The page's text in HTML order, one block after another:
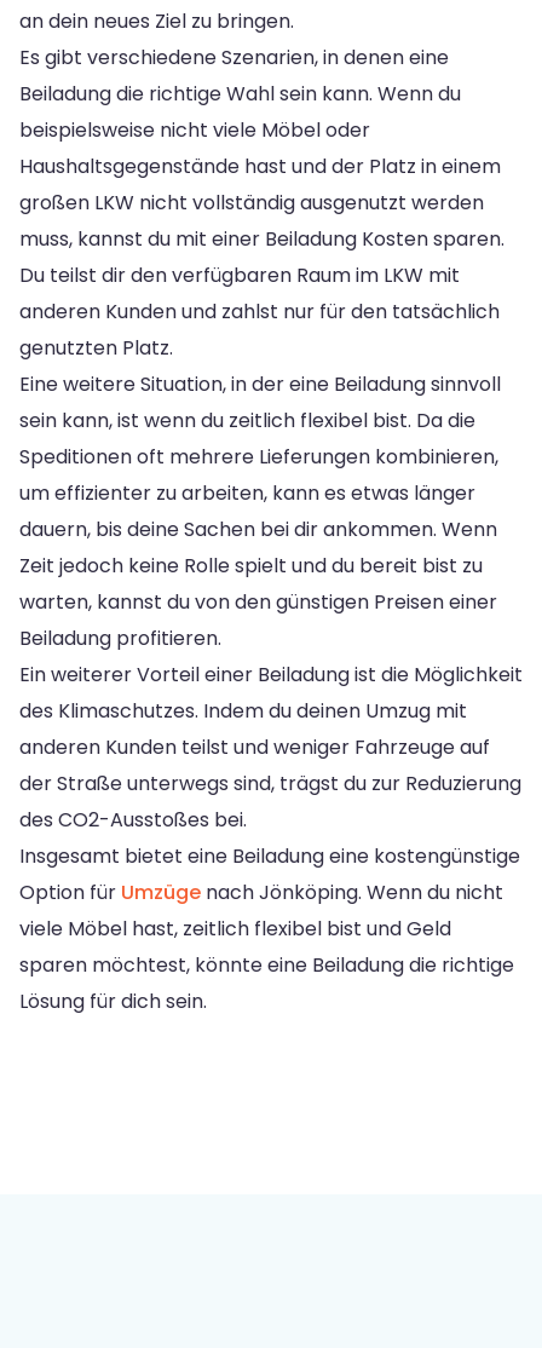
an dein neues Ziel zu bringen.
Es gibt verschiedene Szenarien, in denen eine
Beiladung die richtige Wahl sein kann. Wenn du
beispielsweise nicht viele Möbel oder
Haushaltsgegenstände hast und der Platz in einem
großen LKW nicht vollständig ausgenutzt werden
muss, kannst du mit einer Beiladung Kosten sparen.
Du teilst dir den verfügbaren Raum im LKW mit
anderen Kunden und zahlst nur für den tatsächlich
genutzten Platz.
Eine weitere Situation, in der eine Beiladung sinnvoll
sein kann, ist wenn du zeitlich flexibel bist. Da die
Speditionen oft mehrere Lieferungen kombinieren,
um effizienter zu arbeiten, kann es etwas länger
dauern, bis deine Sachen bei dir ankommen. Wenn
Zeit jedoch keine Rolle spielt und du bereit bist zu
warten, kannst du von den günstigen Preisen einer
Beiladung profitieren.
Ein weiterer Vorteil einer Beiladung ist die Möglichkeit
des Klimaschutzes. Indem du deinen Umzug mit
anderen Kunden teilst und weniger Fahrzeuge auf
der Straße unterwegs sind, trägst du zur Reduzierung
des CO2-Ausstoßes bei.
Insgesamt bietet eine Beiladung eine kostengünstige
Option für Umzüge nach Jönköping. Wenn du nicht
viele Möbel hast, zeitlich flexibel bist und Geld
sparen möchtest, könnte eine Beiladung die richtige
Lösung für dich sein.